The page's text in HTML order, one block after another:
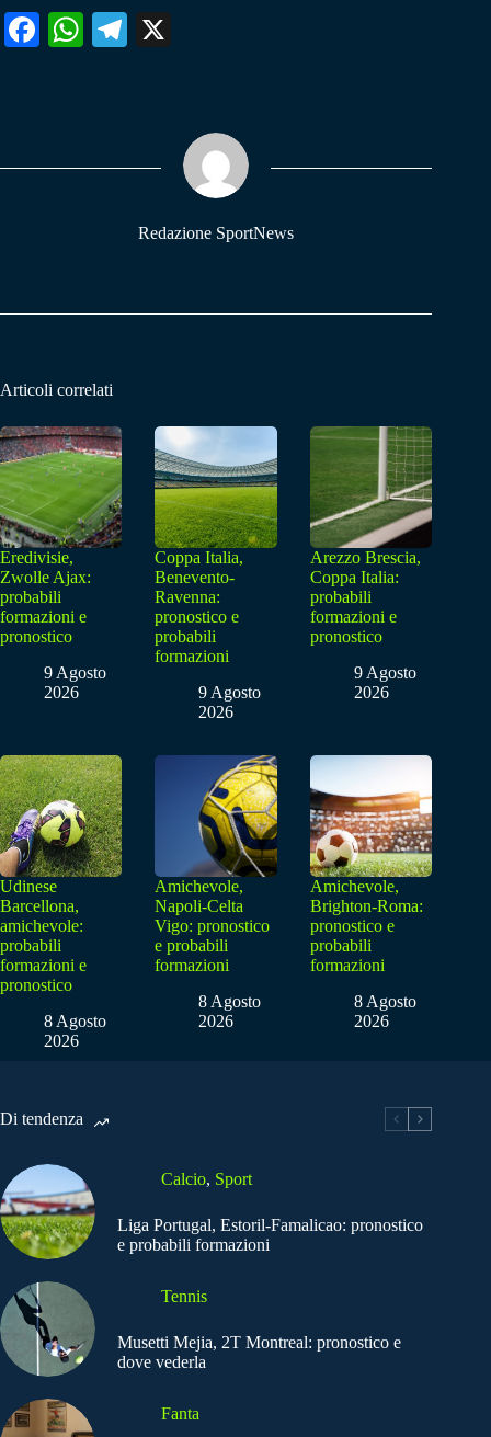
Fa W
pp
Te
m
Redazione SportNews
Articoli correlati
Eredivisie,
Zwolle Ajax:
probabili
formazioni e
pronostico
9 Agosto
2026
Coppa Italia,
Benevento-
Ravenna:
pronostico e
probabili
formazioni
9 Agosto
2026
Arezzo Brescia,
Coppa Italia:
probabili
formazioni e
pronostico
9 Agosto
2026
Udinese
Barcellona,
amichevole:
probabili
formazioni e
pronostico
8 Agosto
2026
Amichevole,
Napoli-Celta
Vigo: pronostico
e probabili
formazioni
8 Agosto
2026
Amichevole,
Brighton-Roma:
pronostico e
probabili
formazioni
8 Agosto
2026
Di tendenza
Calcio, Sport
Liga Portugal, Estoril-Famalicao: pronostico
e probabili formazioni
Tennis
Musetti Mejia, 2T Montreal: pronostico e
dove vederla
Fanta